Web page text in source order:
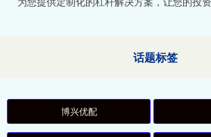
话题标签
博兴优配